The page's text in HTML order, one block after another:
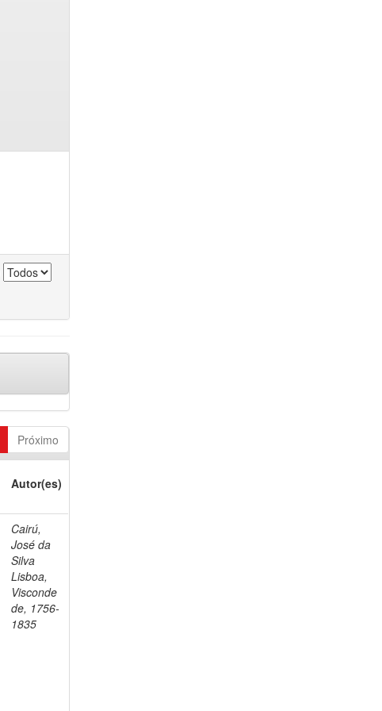
Próximo
Autor(es)
Cairú,
José da
Silva
Lisboa,
Visconde
de, 1756-
1835